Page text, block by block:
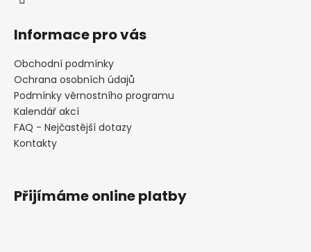
Informace pro vás
Obchodní podmínky
Ochrana osobních údajů
Podmínky věrnostního programu
Kalendář akcí
FAQ - Nejčastější dotazy
Kontakty
Přijímáme online platby